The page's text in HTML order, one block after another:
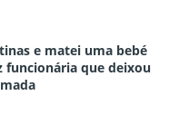
e matei uma bebé
funcionária que deixou